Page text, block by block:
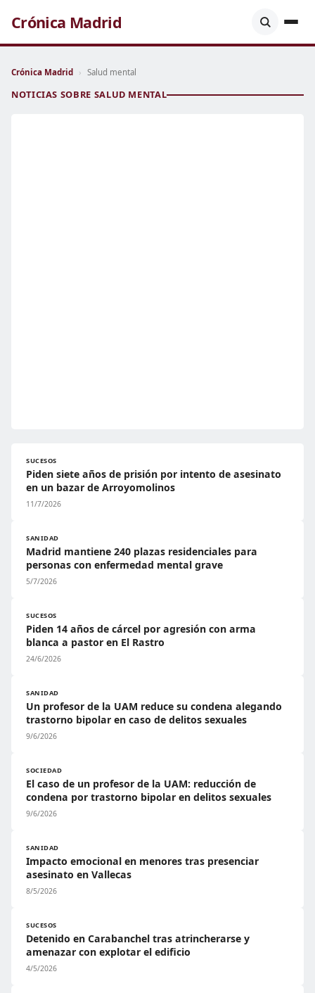
Crónica Madrid
Crónica Madrid › Salud mental
NOTICIAS SOBRE SALUD MENTAL
SUCESOS
Piden siete años de prisión por intento de asesinato
en un bazar de Arroyomolinos
11/7/2026
SANIDAD
Madrid mantiene 240 plazas residenciales para
personas con enfermedad mental grave
5/7/2026
SUCESOS
Piden 14 años de cárcel por agresión con arma
blanca a pastor en El Rastro
24/6/2026
SANIDAD
Un profesor de la UAM reduce su condena alegando
trastorno bipolar en caso de delitos sexuales
9/6/2026
SOCIEDAD
El caso de un profesor de la UAM: reducción de
condena por trastorno bipolar en delitos sexuales
9/6/2026
SANIDAD
Impacto emocional en menores tras presenciar
asesinato en Vallecas
8/5/2026
SUCESOS
Detenido en Carabanchel tras atrincherarse y
amenazar con explotar el edificio
4/5/2026